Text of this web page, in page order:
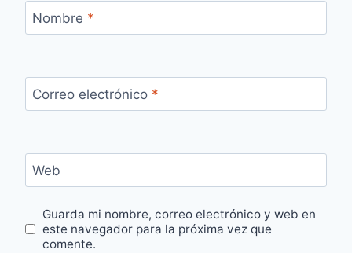
Nombre *
Correo electrónico *
Web
Guarda mi nombre, correo electrónico y web en
este navegador para la próxima vez que
comente.